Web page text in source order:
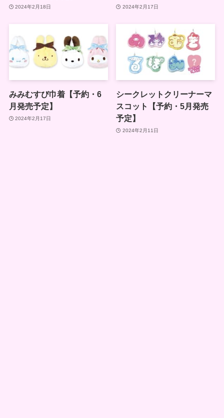
2024年2月18日 2024年2月17日
みみむすび巾着【予約・6
月発売予定】
2024年2月17日
シークレットクリーナーマ
スコット【予約・5月発売
予定】
2024年2月11日